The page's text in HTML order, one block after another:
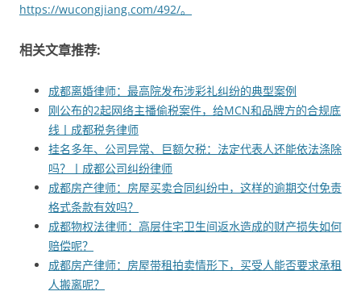
https://wucongjiang.com/492/。
相关文章推荐:
成都离婚律师：最高院发布涉彩礼纠纷的典型案例
刚公布的2起网络主播偷税案件，给MCN和品牌方的合规底
线丨成都税务律师
挂名多年、公司异常、巨额欠税：法定代表人还能依法涤除
吗？丨成都公司纠纷律师
成都房产律师：房屋买卖合同纠纷中，这样的逾期交付免责
格式条款有效吗？
成都物权法律师：高层住宅卫生间返水造成的财产损失如何
赔偿呢？
成都房产律师：房屋带租拍卖情形下，买受人能否要求承租
人搬离呢？